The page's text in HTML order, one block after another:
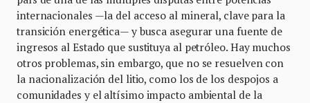
internacionales —la del acceso al mineral, clave para la
transición energética— y busca asegurar una fuente de
ingresos al Estado que sustituya al petróleo. Hay muchos
otros problemas, sin embargo, que no se resuelven con
la nacionalización del litio, como los de los despojos a
comunidades y el altísimo impacto ambiental de la